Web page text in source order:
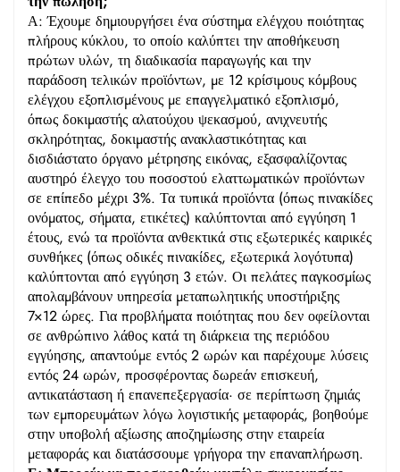
Α: Έχουμε δημιουργήσει ένα σύστημα ελέγχου ποιότητας
πλήρους κύκλου, το οποίο καλύπτει την αποθήκευση
πρώτων υλών, τη διαδικασία παραγωγής και την
παράδοση τελικών προϊόντων, με 12 κρίσιμους κόμβους
ελέγχου εξοπλισμένους με επαγγελματικό εξοπλισμό,
όπως δοκιμαστής αλατούχου ψεκασμού, ανιχνευτής
σκληρότητας, δοκιμαστής ανακλαστικότητας και
δισδιάστατο όργανο μέτρησης εικόνας, εξασφαλίζοντας
αυστηρό έλεγχο του ποσοστού ελαττωματικών προϊόντων
σε επίπεδο μέχρι 3%. Τα τυπικά προϊόντα (όπως πινακίδες
ονόματος, σήματα, ετικέτες) καλύπτονται από εγγύηση 1
έτους, ενώ τα προϊόντα ανθεκτικά στις εξωτερικές καιρικές
συνθήκες (όπως οδικές πινακίδες, εξωτερικά λογότυπα)
καλύπτονται από εγγύηση 3 ετών. Οι πελάτες παγκοσμίως
απολαμβάνουν υπηρεσία μεταπωλητικής υποστήριξης
7×12 ώρες. Για προβλήματα ποιότητας που δεν οφείλονται
σε ανθρώπινο λάθος κατά τη διάρκεια της περιόδου
εγγύησης, απαντούμε εντός 2 ωρών και παρέχουμε λύσεις
εντός 24 ωρών, προσφέροντας δωρεάν επισκευή,
αντικατάσταση ή επανεπεξεργασία· σε περίπτωση ζημιάς
των εμπορευμάτων λόγω λογιστικής μεταφοράς, βοηθούμε
στην υποβολή αξίωσης αποζημίωσης στην εταιρεία
μεταφοράς και διατάσσουμε γρήγορα την επαναπλήρωση.